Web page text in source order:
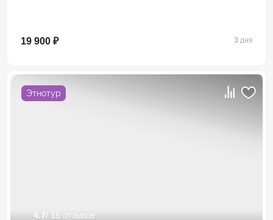
19 900 ₽ 3 дня
Этнотур
4.7/ 15 отзывов